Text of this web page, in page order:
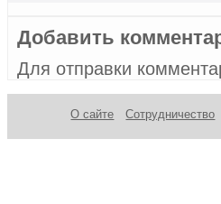
Добавить
Для отправки
О сайте Сотрудничество